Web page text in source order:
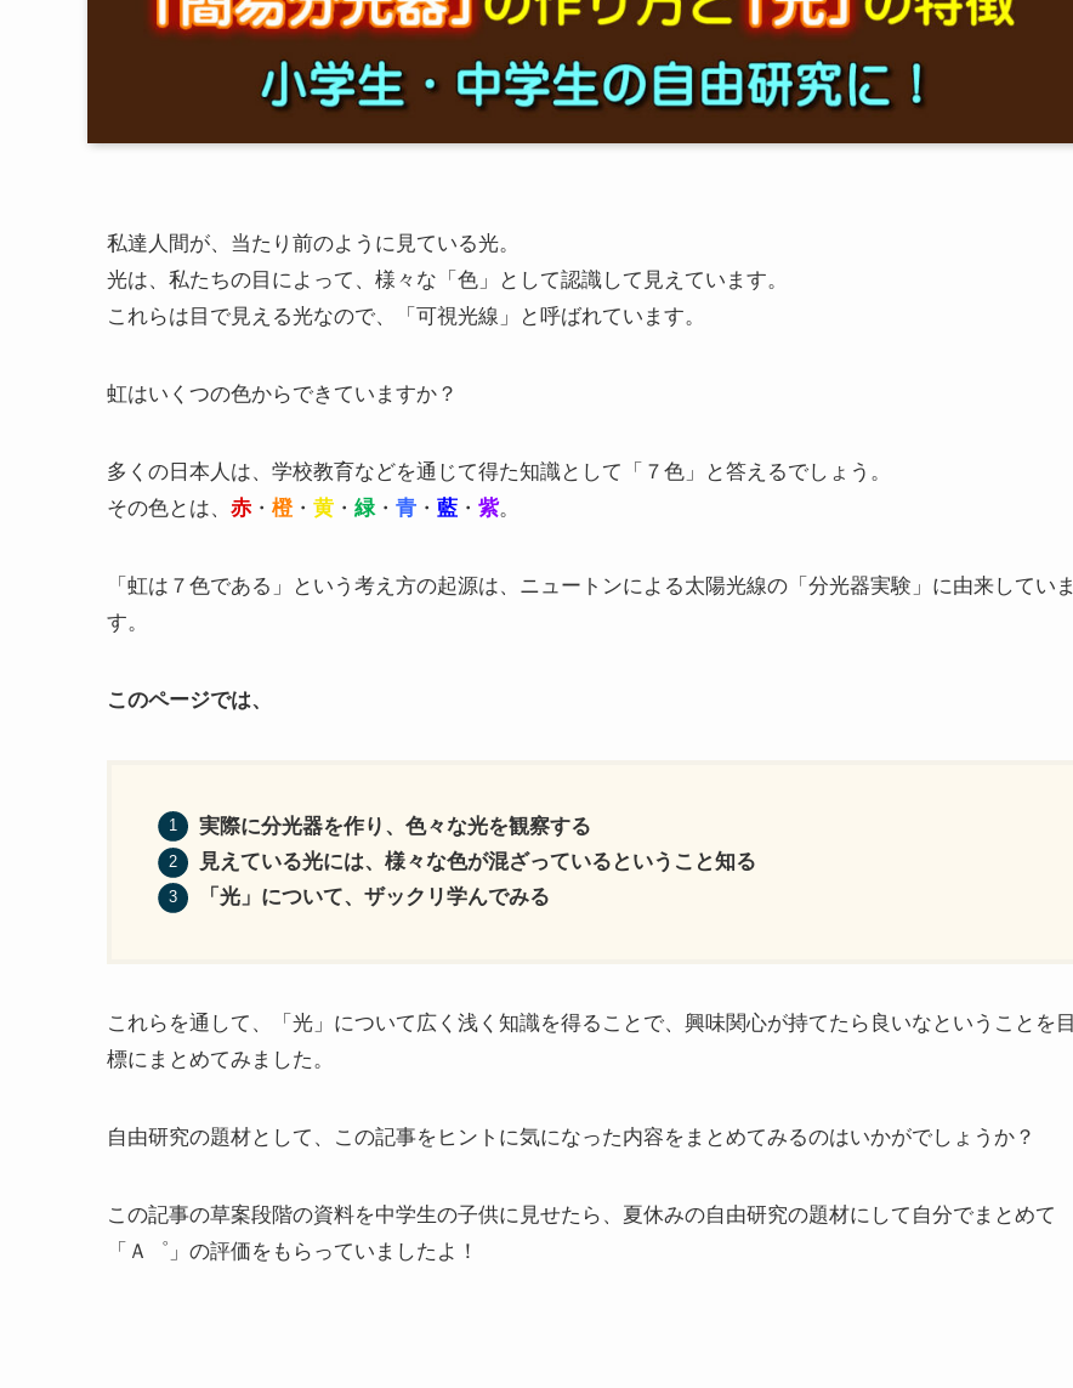
私達人間が、当たり前のように見ている光。
光は、私たちの目によって、様々な「色」として認識して見えています。
これらは目で見える光なので、「可視光線」と呼ばれています。
虹はいくつの色からできていますか？
多くの日本人は、学校教育などを通じて得た知識として「７色」と答えるでしょう。
その色とは、 赤 ・ 橙・ 黄 ・ 緑 ・ 青 ・ 藍 ・ 紫。
「虹は７色である」という考え方の起源は、ニュートンによる太陽光線の「分光器実験」に由来していま
す。
このページでは、
実際に分光器を作り、色々な光を観察する
見えている光には、様々な色が混ざっているということ知る
「光」について、ザックリ学んでみる
これらを通して、「光」について広く浅く知識を得ることで、興味関心が持てたら良いなということを目
標にまとめてみました。
自由研究の題材として、この記事をヒントに気になった内容をまとめてみるのはいかがでしょうか？
この記事の草案段階の資料を中学生の子供に見せたら、夏休みの自由研究の題材にして自分でまとめて
「Ａ゜」の評価をもらっていましたよ！